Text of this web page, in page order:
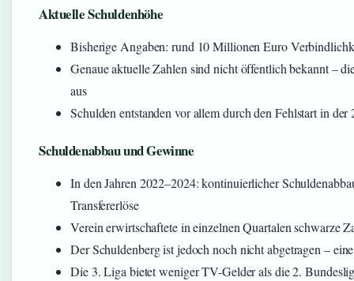
Aktuelle Schuldenhöhe
Bisherige Angaben: rund 10 Millionen Euro
Genaue aktuelle Zahlen sind nicht öffentlich bekannt –
aus
Schulden entstanden vor allem durch den Fehlstart in
Schuldenabbau und Gewinne
In den Jahren 2022–2024: kontinuierlicher
Transfererlöse
Verein erwirtschaftete in einzelnen Quartalen schwarze
Der Schuldenberg ist jedoch noch nicht abgetragen –
Die 3. Liga bietet weniger TV-Gelder als die 2.